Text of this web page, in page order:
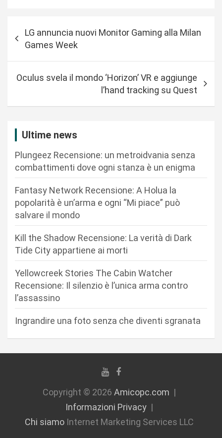
a
LG annuncia nuovi Monitor Gaming alla Milan
Games Week
Oculus svela il mondo ‘Horizon’ VR e aggiunge
l’hand tracking su Quest
Ultime news
Plungeez Recensione: un metroidvania senza
combattimenti dove ogni stanza è un enigma
Fantasy Network Recensione: A Holua la
popolarità è un’arma e ogni “Mi piace” può
salvare il mondo
Kill the Shadow Recensione: La verità di Dark
Tide City appartiene ai morti
Yellowcreek Stories The Cabin Watcher
Recensione: Il silenzio è l’unica arma contro
l’assassino
Ingrandire una foto senza che diventi sgranata
Copyright © 2026 Amicopc.com
Informazioni Privacy
Chi siamoInternet Marketing Services LLC